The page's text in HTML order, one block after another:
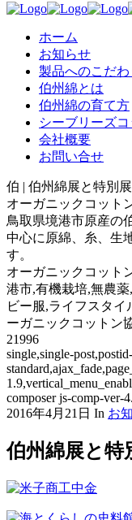
ホーム
お知らせ
製品へのこだわ
伯州綿とは
伯州綿の育て方
シーブリーズ
会社概要
お問い合せ
伯 | 伯州綿展と特別
オーガニックコット
鳥取県境港市原産の
中心に原綿、糸、生
す。
オーガニックコット
港市,有機栽培,無農薬
ビー服,ライフスタイ
ーガニックコットン
21996
single,single-
composer js-comp-ver-
2016年4月21日 In お
伯州綿展と特